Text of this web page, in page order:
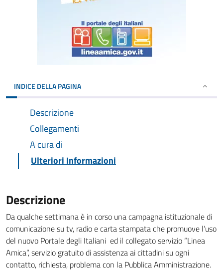
INDICE DELLA PAGINA
Descrizione
Collegamenti
A cura di
Ulteriori Informazioni
Descrizione
Da qualche settimana è in corso una campagna istituzionale di
comunicazione su tv, radio e carta stampata che promuove l’uso
del nuovo Portale degli Italiani ed il collegato servizio “Linea
Amica”, servizio gratuito di assistenza ai cittadini su ogni
contatto, richiesta, problema con la Pubblica Amministrazione.